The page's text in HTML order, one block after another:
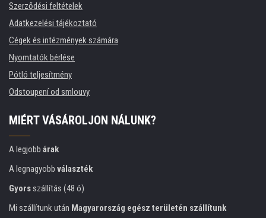
Szerződési feltételek
Adatkezelési tájékoztató
Cégek és intézmények számára
Nyomtatók bérlése
Pótló teljesítmény
Odstoupení od smlouvy
MIÉRT VÁSÁROLJON NÁLUNK?
A legjobb árak
A legnagyobb választék
Gyorsszállítás (48 ó)
Mi szállítunk után Magyarország egész területén szállítunk